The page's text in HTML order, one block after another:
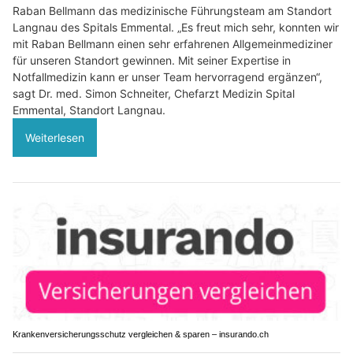
Raban Bellmann das medizinische Führungsteam am Standort
Langnau des Spitals Emmental. „Es freut mich sehr, konnten wir
mit Raban Bellmann einen sehr erfahrenen Allgemeinmediziner
für unseren Standort gewinnen. Mit seiner Expertise in
Notfallmedizin kann er unser Team hervorragend ergänzen“,
sagt Dr. med. Simon Schneiter, Chefarzt Medizin Spital
Emmental, Standort Langnau.
Weiterlesen
Krankenversicherungsschutz vergleichen & sparen – insurando.ch